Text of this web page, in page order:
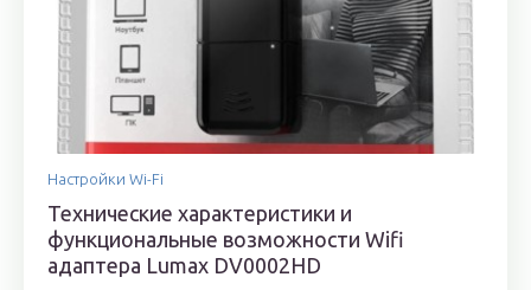
Настройки Wi-Fi
Технические характеристики и
функциональные возможности Wifi
адаптера Lumax DV0002HD